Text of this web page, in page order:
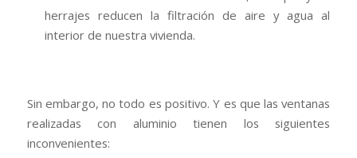
herrajes reducen la filtración de aire y agua al
interior de nuestra vivienda.
Sin embargo, no todo es positivo. Y es que las ventanas
realizadas con aluminio tienen los siguientes
inconvenientes: